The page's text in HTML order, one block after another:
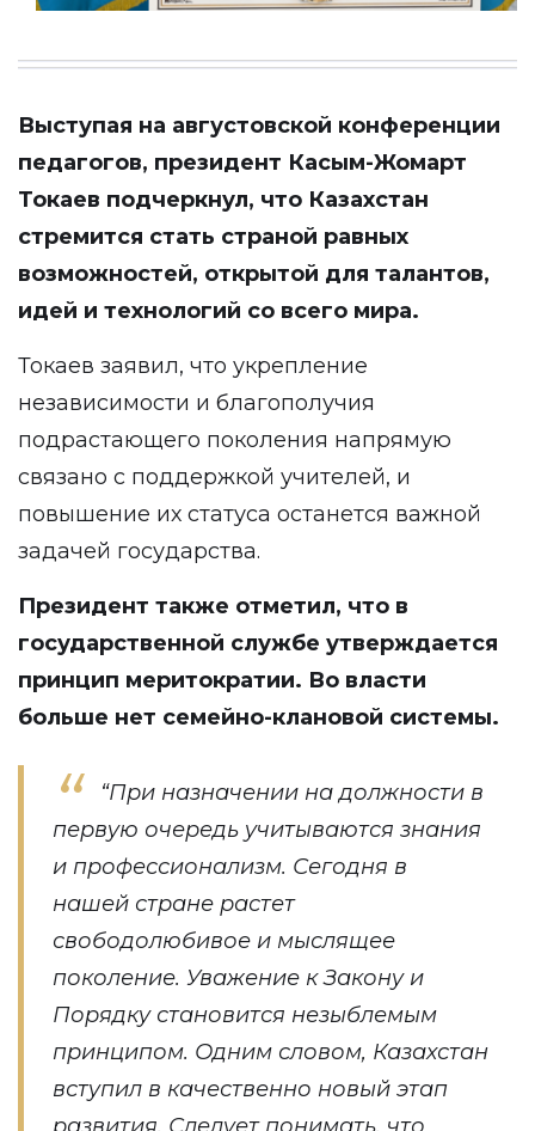
Выступая на августовской конференции
педагогов, президент Касым-Жомарт
Токаев подчеркнул, что Казахстан
стремится стать страной равных
возможностей, открытой для талантов,
идей и технологий со всего мира.
Токаев заявил, что укрепление
независимости и благополучия
подрастающего поколения напрямую
связано с поддержкой учителей, и
повышение их статуса останется важной
задачей государства.
Президент также отметил, что в
государственной службе утверждается
принцип меритократии. Во власти
больше нет семейно-клановой системы.
“При назначении на должности в
первую очередь учитываются знания
и профессионализм. Сегодня в
нашей стране растет
свободолюбивое и мыслящее
поколение. Уважение к Закону и
Порядку становится незыблемым
принципом. Одним словом, Казахстан
вступил в качественно новый этап